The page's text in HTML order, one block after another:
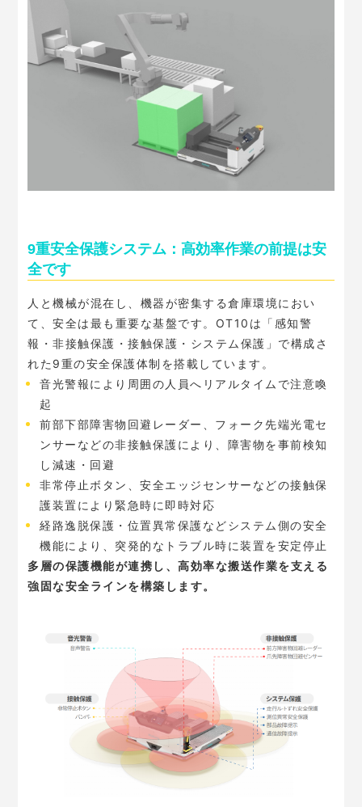
9重安全保護システム：高効率作業の前提は安
全です
人と機械が混在し、機器が密集する倉庫環境におい
て、安全は最も重要な基盤です。OT10は「感知警
報・非接触保護・接触保護・システム保護」で構成さ
れた9重の安全保護体制を搭載しています。
音光警報により周囲の人員へリアルタイムで注意喚
起
前部下部障害物回避レーダー、フォーク先端光電セ
ンサーなどの非接触保護により、障害物を事前検知
し減速・回避
非常停止ボタン、安全エッジセンサーなどの接触保
護装置により緊急時に即時対応
経路逸脱保護・位置異常保護などシステム側の安全
機能により、突発的なトラブル時に装置を安定停止
多層の保護機能が連携し、高効率な搬送作業を支える
強固な安全ラインを構築します。